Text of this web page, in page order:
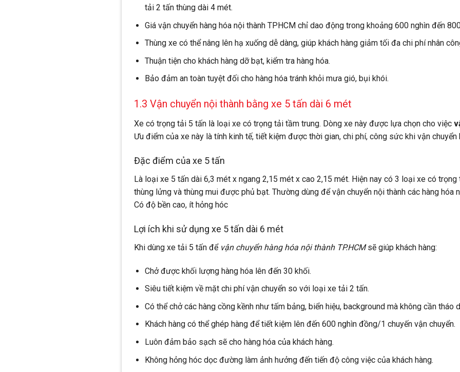
tải 2 tấn thùng dài 4 mét.
Giá vận chuyển hàng hóa nội thành TPHCM chỉ dao động trong khoảng 600 nghìn đến
Thùng xe có thể nâng lên hạ xuống dễ dàng, giúp khách hàng giảm tối đa chi phí nhân
Thuận tiện cho khách hàng dỡ bạt, kiểm tra hàng hóa.
Bảo đảm an toàn tuyệt đối cho hàng hóa tránh khỏi mưa gió, bụi khói.
1.3 Vận chuyển nội thành bằng xe 5 tấn dài 6 mét
Xe có trọng tải 5 tấn là loại xe có trọng tải tầm trung. Dòng xe này được lựa chọn cho việc
Ưu điểm của xe này là tính kinh tế, tiết kiệm được thời gian, chi phí, công sức khi vận chuyển
Đặc điểm của xe 5 tấn
Là loại xe 5 tấn dài 6,3 mét x ngang 2,15 mét x cao 2,15 mét. Hiện nay có 3 loại xe có
thùng lửng và thùng mui được phủ bạt. Thường dùng để vận chuyển nội thành các hàng hóa
Có độ bền cao, ít hỏng hóc
Lợi ích khi sử dụng xe 5 tấn dài 6 mét
Khi dùng xe tải 5 tấn để vận chuyển hàng hóa nội thành TP.HCMsẽ giúp khách hàng:
Chở được khối lượng hàng hóa lên đến 30 khối.
Siêu tiết kiệm về mặt chi phí vận chuyển so với loại xe tải 2 tấn.
Có thể chở các hàng cồng kềnh như tấm bảng, biển hiệu, background mà không cần tháo
Khách hàng có thể ghép hàng để tiết kiệm lên đến 600 nghìn đồng/1 chuyến vận chuyển.
Luôn đảm bảo sạch sẽ cho hàng hóa của khách hàng.
Không hỏng hóc dọc đường làm ảnh hưởng đến tiến độ công việc của khách hàng.